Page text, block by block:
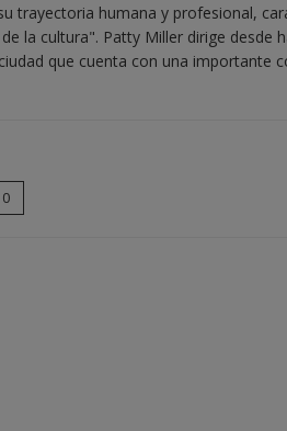
trayectoria humana y profesional,
la cultura". Patty Miller dirige desde
que cuenta con una importante
0